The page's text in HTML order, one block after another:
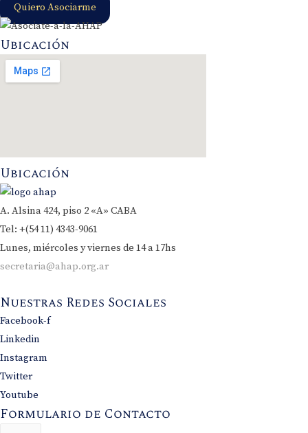
Quiero Asociarme
Ubicación
Ubicación
A. Alsina 424, piso 2 «A» CABA
Tel: +(54 11) 4343-9061
Lunes, miércoles y viernes de 14 a 17hs
secretaria@ahap.org.ar
Nuestras Redes Sociales
Facebook-f
Linkedin
Instagram
Twitter
Youtube
Formulario de Contacto